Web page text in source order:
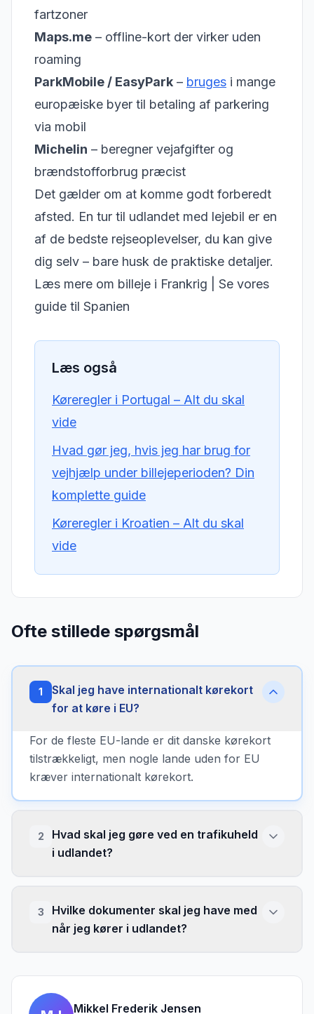
fartzoner
Maps.me – offline-kort der virker uden
roaming
ParkMobile / EasyPark – bruges i mange
europæiske byer til betaling af parkering
via mobil
Michelin – beregner vejafgifter og
brændstofforbrug præcist
Det gælder om at komme godt forberedt
afsted. En tur til udlandet med lejebil er en
af de bedste rejseoplevelser, du kan give
dig selv – bare husk de praktiske detaljer.
Læs mere om billeje i Frankrig
Se vores
guide til Spanien
Læs også
Køreregler i Portugal – Alt du skal
vide
Hvad gør jeg, hvis jeg har brug for
vejhjælp under billejeperioden? Din
komplette guide
Køreregler i Kroatien – Alt du skal
vide
Ofte stillede spørgsmål
1
Skal jeg have internationalt kørekort
for at køre i EU?
For de fleste EU-lande er dit danske kørekort
tilstrækkeligt, men nogle lande uden for EU
kræver internationalt kørekort.
2
Hvad skal jeg gøre ved en trafikuheld
i udlandet?
3
Hvilke dokumenter skal jeg have med
når jeg kører i udlandet?
Mikkel Frederik Jensen